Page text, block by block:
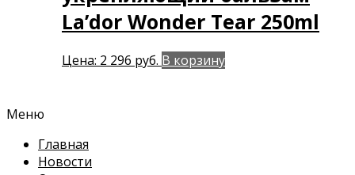
La’dor Wonder Tear 250ml
Цена: 2 296 руб. В корзину
Меню
Главная
Новости